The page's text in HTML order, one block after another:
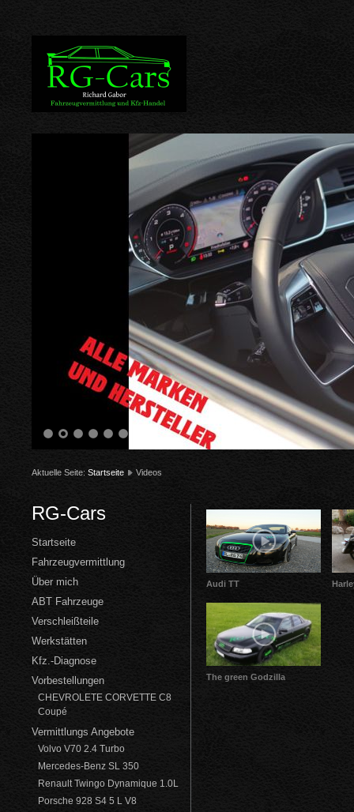
Aktuelle Seite: Startseite Videos
RG-Cars
Startseite
Fahrzeugvermittlung
Über mich
ABT Fahrzeuge
Verschleißteile
Werkstätten
Kfz.-Diagnose
Vorbestellungen
CHEVROLETE CORVETTE C8
Coupé
Vermittlungs Angebote
Volvo V70 2.4 Turbo
Mercedes-Benz SL 350
Renault Twingo Dynamique 1.0L
Porsche 928 S4 5 L V8
Audi TT
The green Godzilla